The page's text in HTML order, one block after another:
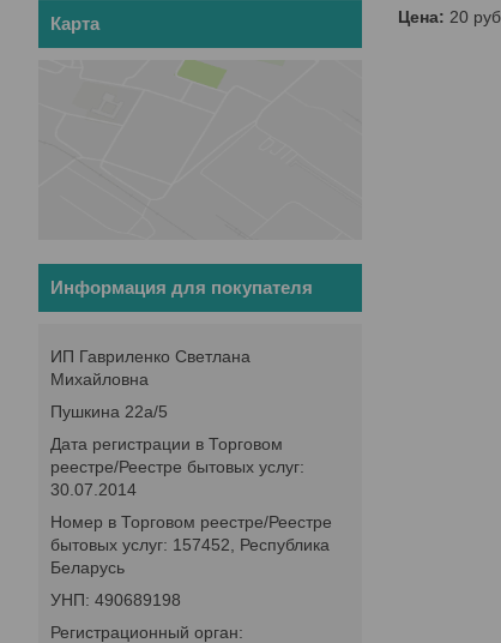
Цена: 20 руб.
Карта
Информация для покупателя
ИП Гавриленко Светлана
Михайловна
Пушкина 22а/5
Дата регистрации в Торговом
реестре/Реестре бытовых услуг:
30.07.2014
Номер в Торговом реестре/Реестре
бытовых услуг: 157452, Республика
Беларусь
УНП: 490689198
Регистрационный орган: